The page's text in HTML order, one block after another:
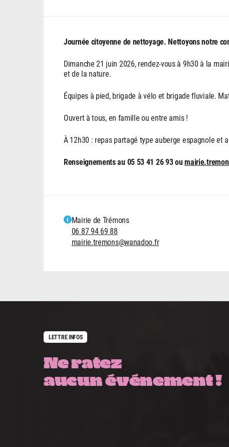
Journée citoyenne de nettoyage. Nettoyons notre
Dimanche 21 juin 2026, rendez-vous à 9h30 à la
et de la nature.
Équipes à pied, brigade à vélo et brigade fluviale.
Ouvert à tous, en famille ou entre amis !
À 12h30 : repas partagé type auberge espagnole et
Renseignements au 05 53 41 26 93 ou
Mairie de Trémons
06 87 94 69 88
mairie.tremons@wanadoo.fr
LETTRE INFOS
Ne ratez
aucun événement !